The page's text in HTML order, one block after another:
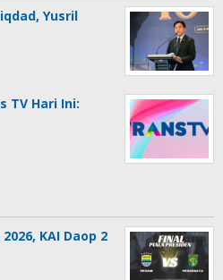
Yusril
TV Hari Ini:
KAI Daop 2